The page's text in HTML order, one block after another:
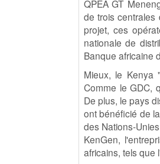
QPEA GT
de trois
projet, ces
nationale de
Banque africaine
Mieux, le Kenya
Comme le GDC,
De plus, le pays
ont bénéficié de
des Nations-
KenGen,
africains, tels que